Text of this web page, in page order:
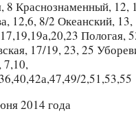
8 Краснознаменный, 12,
12,6, 8/2 Океанский, 13,
Пологая,
17/19, 23, 25
7,10,
2,51,53,55
2014 года